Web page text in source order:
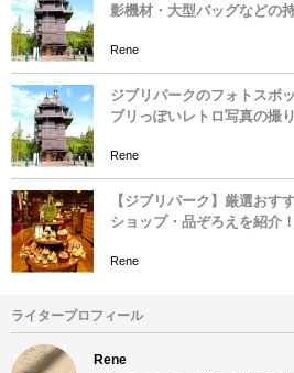
影機材・大型バッグなどの
Rene
ジブリパークのフォトスポ
ブリっぽいレトロ写真の撮
Rene
【ジブリパーク】厳選おす
ショップ・品ぞろえを紹介
Rene
ライタープロフィール
Rene